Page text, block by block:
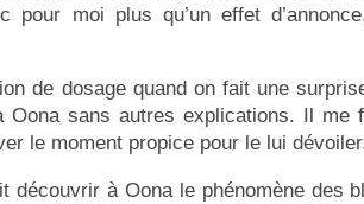
pour moi plus qu’un effet
de dosage quand on fait une
Oona sans autres explications. Il me
le moment propice pour le lui
découvrir à Oona le phénomène des